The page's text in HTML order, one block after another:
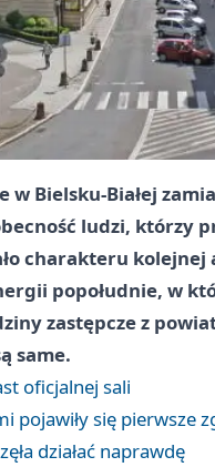
Bielsku-Białej
ludzi, którzy
charakteru
popołudnie, w
zastępcze z
same.
oficjalnej sali
pojawiły się pierwsze
działać naprawdę